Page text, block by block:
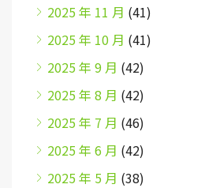
2025 年 11 月 (41)
2025 年 10 月 (41)
2025 年 9 月 (42)
2025 年 8 月 (42)
2025 年 7 月 (46)
2025 年 6 月 (42)
2025 年 5 月 (38)